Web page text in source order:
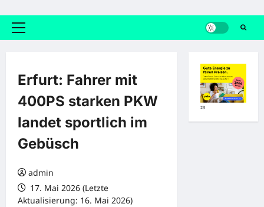
Primäres
Erfurt: Fahrer mit
400PS starken PKW
landet sportlich im
Gebüsch
admin
17. Mai 2026 (Letzte
Aktualisierung: 16. Mai 2026)
23